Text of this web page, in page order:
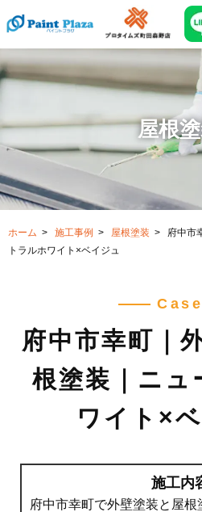
屋根
ホーム > 施工事例 > 屋根塗装 > 府中市
トラルホワイト×ベイジュ
Case
府中市幸町｜
根塗装｜ニュ
ワイト×
施工内
府中市幸町で外壁塗装と屋根